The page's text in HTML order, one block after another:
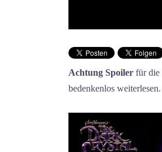
Achtung Spoiler für die
bedenkenlos weiterlesen.